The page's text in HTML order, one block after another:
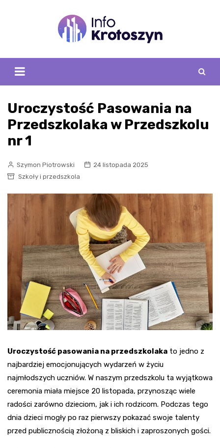
Uroczystość Pasowania na
Przedszkolaka w Przedszkolu
nr 1
Szymon Piotrowski
24 listopada 2025
Szkoły i przedszkola
Uroczystość pasowania na przedszkolaka to jedno z
najbardziej emocjonujących wydarzeń w życiu
najmłodszych uczniów. W naszym przedszkolu ta wyjątkowa
ceremonia miała miejsce 20 listopada, przynosząc wiele
radości zarówno dzieciom, jak i ich rodzicom. Podczas tego
dnia dzieci mogły po raz pierwszy pokazać swoje talenty
przed publicznością złożoną z bliskich i zaproszonych gości.